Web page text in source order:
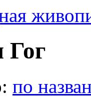
Гог
по